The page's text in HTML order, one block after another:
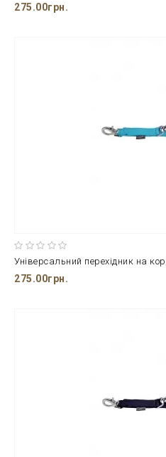
275.00грн.
Універсальний перехідник на
275.00грн.